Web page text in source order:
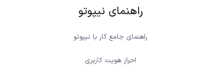
راهنمای نیپوتو
راهنمای جامع کار با نیپوتو
احراز هویت کاربری